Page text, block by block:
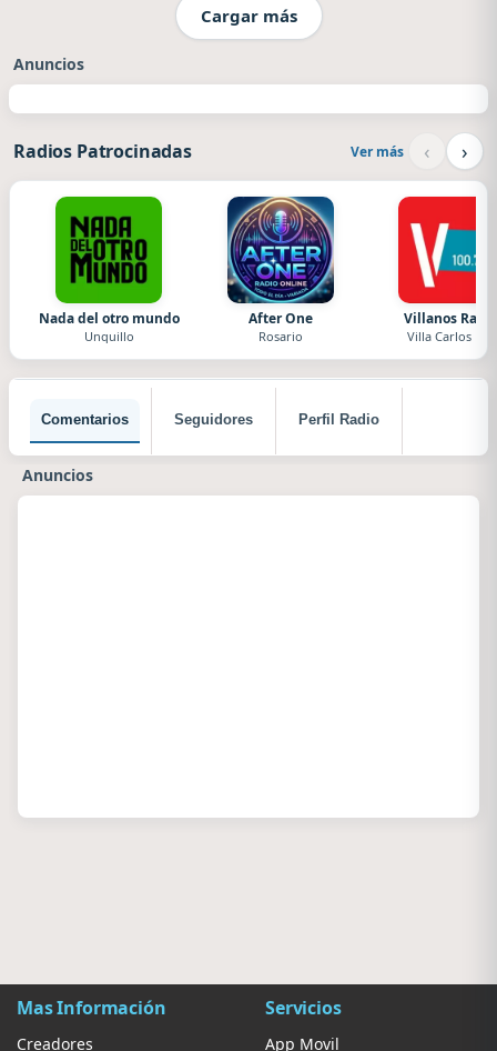
Cargar más
Anuncios
Radios Patrocinadas Ver más ‹ ›
Nada del otro mundo
Unquillo
After One
Rosario
Villanos
Villa Carlos Paz
Comentarios Seguidores Perfil Radio
Anuncios
Mas Información
Creadores
Servicios
App Movil